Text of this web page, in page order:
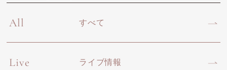
All すべて
Live ライブ情報